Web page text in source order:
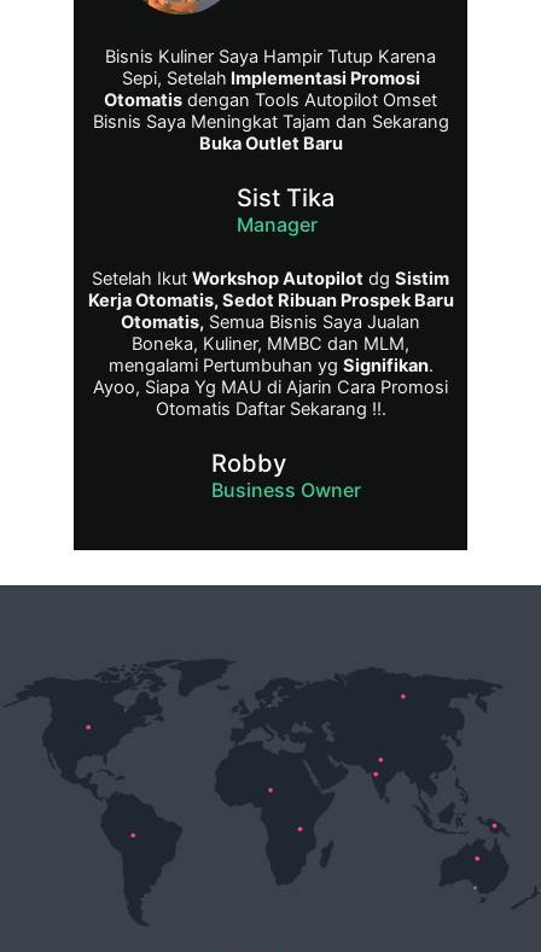
Bisnis Kuliner Saya Hampir Tutup Karena
Sepi, Setelah Implementasi Promosi
Otomatis dengan Tools Autopilot Omset
Bisnis Saya Meningkat Tajam dan Sekarang
Buka Outlet Baru
Sist Tika
Manager
Setelah Ikut Workshop Autopilot dg Sistim
Kerja Otomatis, Sedot Ribuan Prospek Baru
Otomatis, Semua Bisnis Saya Jualan
Boneka, Kuliner, MMBC dan MLM,
mengalami Pertumbuhan yg Signifikan.
Ayoo, Siapa Yg MAU di Ajarin Cara Promosi
Otomatis Daftar Sekarang !!.
Robby
Business Owner